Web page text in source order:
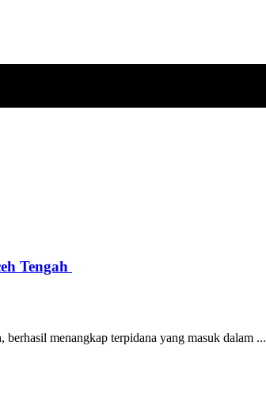
Tengah
menangkap terpidana yang masuk dalam ...